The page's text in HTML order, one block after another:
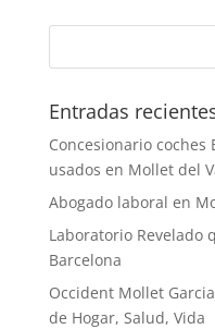
Entradas
Concesionario coches
usados en Mollet del
Abogado laboral en
Laboratorio Revelado
Barcelona
Occident Mollet
de Hogar, Salud, Vida